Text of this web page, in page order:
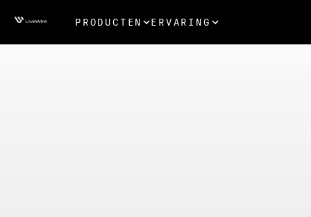
PRODUCTEN ERVARING